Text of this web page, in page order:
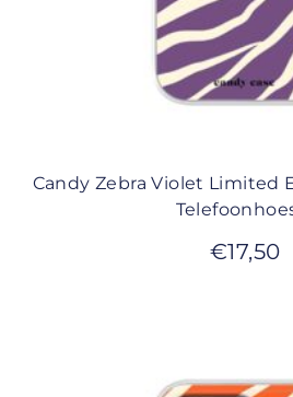
Candy Zebra Violet Limited
€17,50